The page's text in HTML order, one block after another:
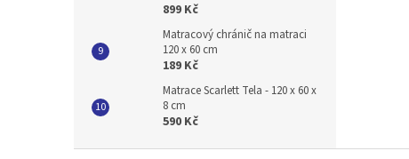
899 Kč
Matracový chránič na matraci
120 x 60 cm
189 Kč
Matrace Scarlett Tela - 120 x 60 x
8 cm
590 Kč